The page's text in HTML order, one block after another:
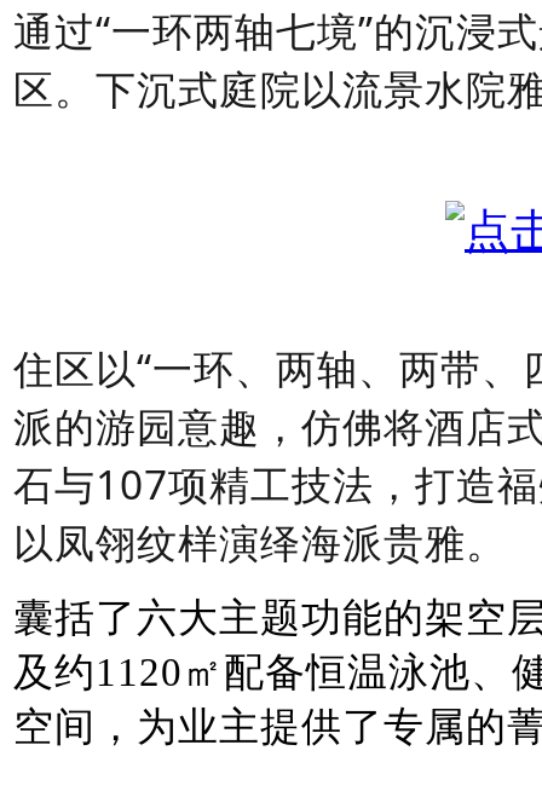
通过“一环两轴七境”的沉浸
区。下沉式庭院以流景水院
住区以“一环、两轴、两带
派的游园意趣，仿佛将酒店
石与107项精工技法，打造
以凤翎纹样演绎海派贵雅。
囊括了六大主题功能的架空
及约1120㎡配备恒温泳池、
空间，为业主提供了专属的